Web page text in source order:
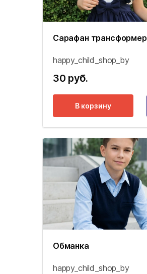
Сарафан трансформер
happy_child_shop_by
30 руб.
В корзину
Обманка
happy_child_shop_by